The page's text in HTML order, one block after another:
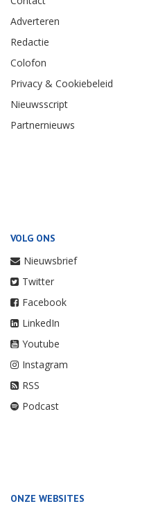
Adverteren
Redactie
Colofon
Privacy & Cookiebeleid
Nieuwsscript
Partnernieuws
VOLG ONS
Nieuwsbrief
Twitter
Facebook
LinkedIn
Youtube
Instagram
RSS
Podcast
ONZE WEBSITES